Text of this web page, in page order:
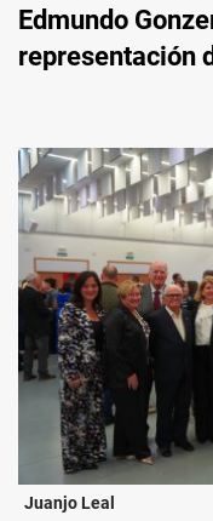
Edmundo
representación
Juanjo Leal